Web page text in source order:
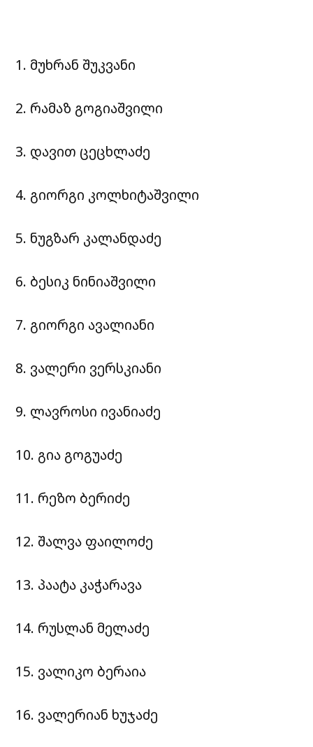
1. მუხრან შუკვანი
2. რამაზ გოგიაშვილი
3. დავით ცეცხლაძე
4. გიორგი კოლხიტაშვილი
5. ნუგზარ კალანდაძე
6. ბესიკ ნინიაშვილი
7. გიორგი ავალიანი
8. ვალერი ვერსკიანი
9. ლავროსი ივანიაძე
10. გია გოგუაძე
11. რეზო ბერიძე
12. შალვა ფაილოძე
13. პაატა კაჭარავა
14. რუსლან მელაძე
15. ვალიკო ბერაია
16. ვალერიან ხუჯაძე